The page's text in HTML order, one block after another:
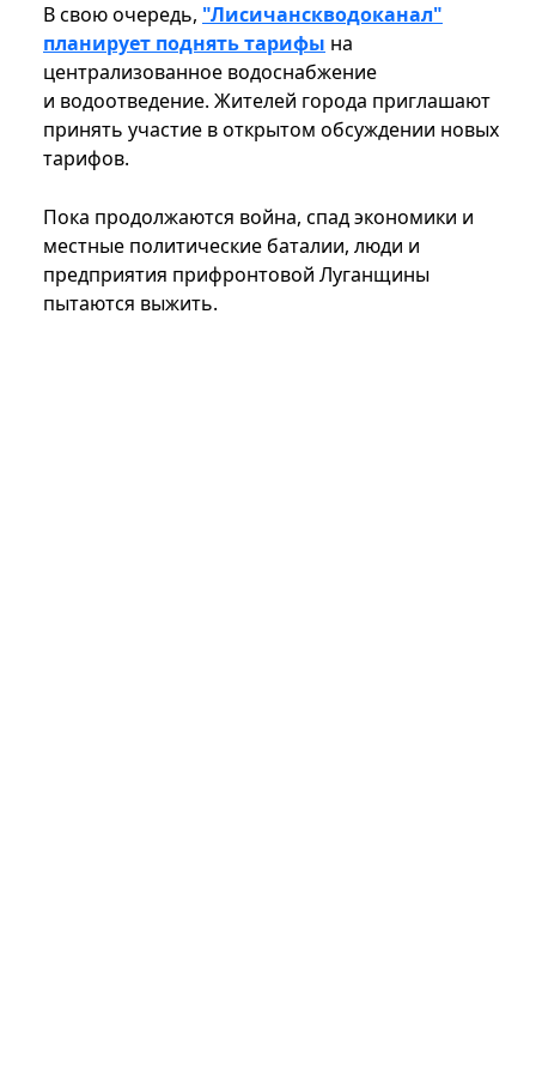
В свою очередь, "Лисичанскводоканал"
планирует поднять тарифы на
централизованное водоснабжение
и водоотведение. Жителей города приглашают
принять участие в открытом обсуждении новых
тарифов.
Пока продолжаются война, спад экономики и
местные политические баталии, люди и
предприятия прифронтовой Луганщины
пытаются выжить.